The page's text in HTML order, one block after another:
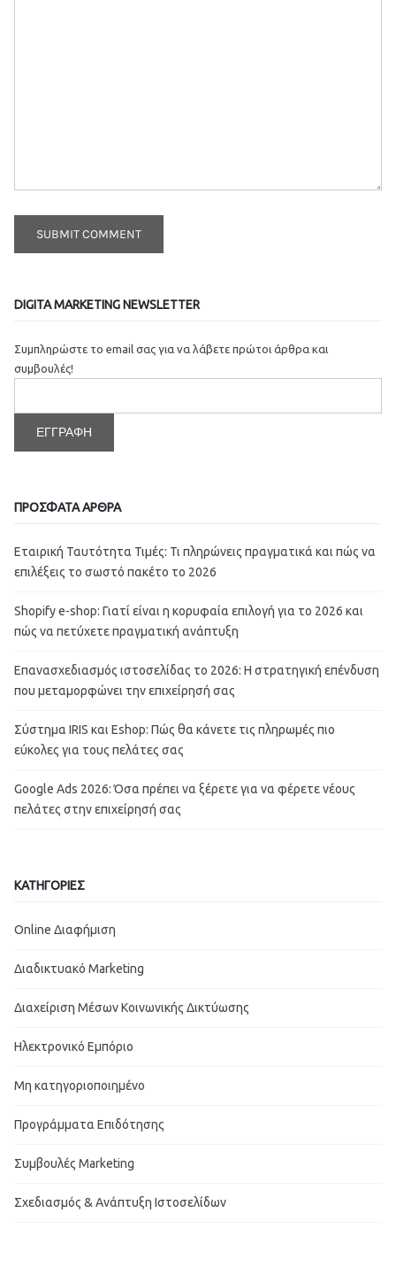
DIGITA MARKETING NEWSLETTER
Συμπληρώστε το email σας για να λάβετε πρώτοι άρθρα και
συμβουλές!
ΠΡΟΣΦΑΤΑ ΑΡΘΡΑ
Εταιρική Ταυτότητα Τιμές: Τι πληρώνεις πραγματικά και πώς να
επιλέξεις το σωστό πακέτο το 2026
Shopify e-shop: Γιατί είναι η κορυφαία επιλογή για το 2026 και
πώς να πετύχετε πραγματική ανάπτυξη
Επανασχεδιασμός ιστοσελίδας το 2026: Η στρατηγική επένδυση
που μεταμορφώνει την επιχείρησή σας
Σύστημα IRIS και Eshop: Πώς θα κάνετε τις πληρωμές πιο
εύκολες για τους πελάτες σας
Google Ads 2026: Όσα πρέπει να ξέρετε για να φέρετε νέους
πελάτες στην επιχείρησή σας
ΚΑΤΗΓΟΡΙΕΣ
Online Διαφήμιση
Διαδικτυακό Marketing
Διαχείριση Μέσων Κοινωνικής Δικτύωσης
Ηλεκτρονικό Εμπόριο
Μη κατηγοριοποιημένο
Προγράμματα Επιδότησης
Συμβουλές Marketing
Σχεδιασμός & Ανάπτυξη Ιστοσελίδων